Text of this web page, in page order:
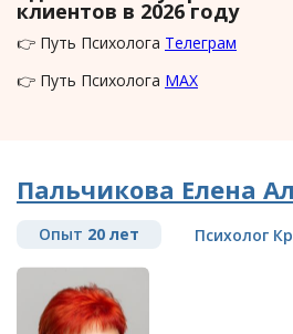
клиентов в 2026 году
👉 Путь Психолога Телеграм
👉 Путь Психолога MAX
Пальчикова Елена
Опыт 20 лет Психолог